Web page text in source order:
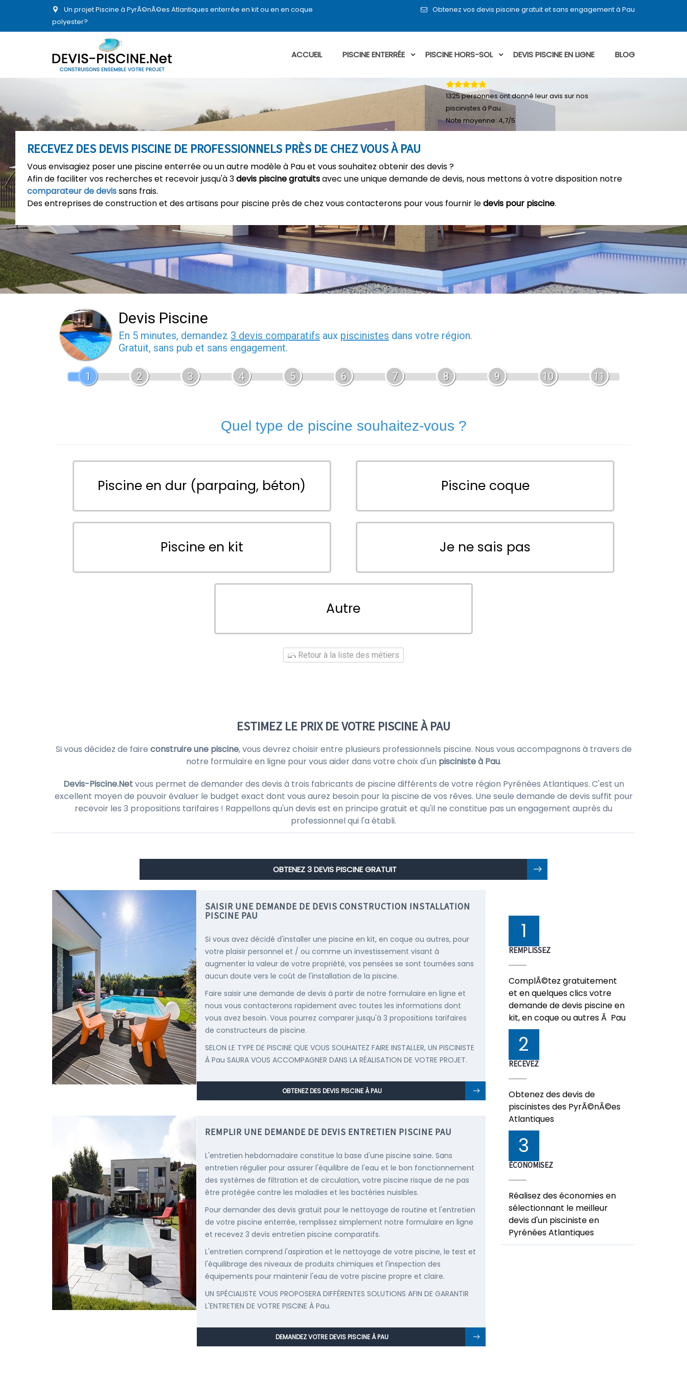
Un projet Piscine à PyrÃ©nÃ©es Atlantiques enterrée en kit ou en en coque
polyester?
Obtenez vos devis piscine gratuit et sans engagement à Pau
ACCUEIL PISCINE ENTERRÉE PISCINE HORS-SOL DEVIS PISCINE EN LIGNE BLOG
RECEVEZ DES DEVIS PISCINE DE PROFESSIONNELS PRÈS DE CHEZ VOUS À PAU
Vous envisagiez poser une piscine enterrée ou un autre modèle à Pau et vous souhaitez obtenir des devis ?
Afin de faciliter vos recherches et recevoir jusqu'à 3devis piscine gratuitsavec une unique demande de devis, nous mettons à votre disposition notre
comparateur de devissans frais.
Des entreprises de construction et des artisans pour piscine près de chez vous contacterons pour vous fournir ledevis pour piscine.
1325personnes ont donné leuravis sur nos
piscinistes à Pau
Note moyenne:4,7/5
Devis Piscine
En 5 minutes, demandez 3 devis comparatifs aux piscinistes dans votre région.
Gratuit, sans pub et sans engagement.
1 2 3 4 5 6 7 8 9 10 11
Quel type de piscine souhaitez-vous ?
Piscine en dur (parpaing, béton) Piscine coque
Piscine en kit Je ne sais pas
Autre
Retour à la liste des métiers
ESTIMEZ LE PRIX DE VOTRE PISCINE À PAU
Si vous décidez de faire construire une piscine, vous devrez choisir entre plusieurs professionnels piscine. Nous vous accompagnons à travers de
notre formulaire en ligne pour vous aider dans votre choix d'un pisciniste à Pau.
Devis-Piscine.Netvous permet de demander des devis à trois fabricants de piscine différents de votre région Pyrénées Atlantiques. C'est un
excellent moyen de pouvoir évaluer le budget exact dont vous aurez besoin pour la piscine de vos rêves. Une seule demande de devis suffit pour
recevoir les 3 propositions tarifaires ! Rappellons qu'un devis est en principe gratuit et qu'il ne constitue pas un engagement auprès du
professionnel qui l'a établi.
OBTENEZ 3 DEVIS PISCINE GRATUIT
SAISIR UNE DEMANDE DE DEVIS CONSTRUCTION INSTALLATION
PISCINE PAU
Si vous avez décidé d'installer une piscine en kit, en coque ou autres, pour
votre plaisir personnel et / ou comme un investissement visant à
augmenter la valeur de votre propriété, vos pensées se sont tournées sans
aucun doute vers le coût de l'installation de la piscine.
Faire saisir une demande de devis à partir de notre formulaire en ligne et
nous vous contacterons rapidement avec toutes les informations dont
vous avez besoin. Vous pourrez comparer jusqu'à 3 propositions tarifaires
de constructeurs de piscine.
SELON LE TYPE DE PISCINE QUE VOUS SOUHAITEZ FAIRE INSTALLER, UN PISCINISTE
À Pau SAURA VOUS ACCOMPAGNER DANS LA RÉALISATION DE VOTRE PROJET.
OBTENEZ DES DEVIS PISCINE À PAU
REMPLIR UNE DEMANDE DE DEVIS ENTRETIEN PISCINE PAU
L'entretien hebdomadaire constitue la base d'une piscine saine. Sans
entretien régulier pour assurer l'équilibre de l'eau et le bon fonctionnement
des systèmes de filtration et de circulation, votre piscine risque de ne pas
être protégée contre les maladies et les bactéries nuisibles.
Pour demander des devis gratuit pour le nettoyage de routine et l'entretien
de votre piscine enterrée, remplissez simplement notre formulaire en ligne
et recevez 3 devis entretien piscine comparatifs.
L'entretien comprend l'aspiration et le nettoyage de votre piscine, le test et
l'équilibrage des niveaux de produits chimiques et l'inspection des
équipements pour maintenir l'eau de votre piscine propre et claire.
UN SPÉCIALISTE VOUS PROPOSERA DIFFÉRENTES SOLUTIONS AFIN DE GARANTIR
L'ENTRETIEN DE VOTRE PISCINE À Pau.
DEMANDEZ VOTRE DEVIS PISCINE À PAU
1
REMPLISSEZ
ComplÃ©tez gratuitement
et en quelques clics votre
demande de devis piscine en
kit, en coque ou autres Ã Pau
2
RECEVEZ
Obtenez des devis de
piscinistes des PyrÃ©nÃ©es
Atlantiques
3
ÉCONOMISEZ
Réalisez des économies en
sélectionnant le meilleur
devis d'un pisciniste en
Pyrénées Atlantiques